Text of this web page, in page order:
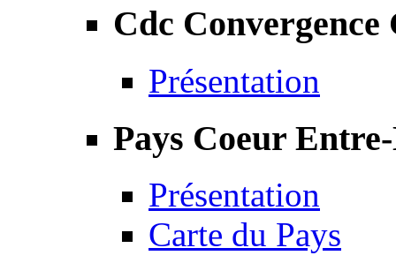
Cdc Convergence
Présentation
Pays Coeur
Présentation
Carte du Pays